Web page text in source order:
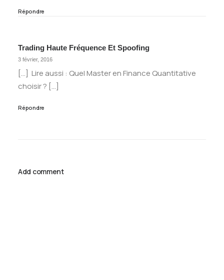
Répondre
Trading Haute Fréquence Et Spoofing
3 février, 2016
[…] Lire aussi : Quel Master en Finance Quantitative
choisir ? […]
Répondre
Add comment